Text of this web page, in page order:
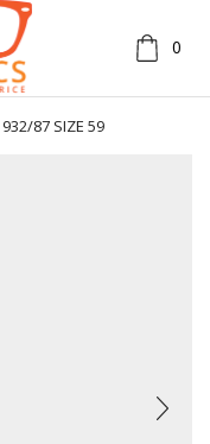
0
87 SIZE 59